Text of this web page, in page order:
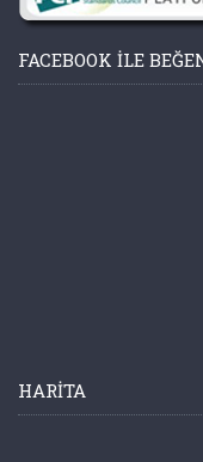
FACEBOOK ILE
HARITA